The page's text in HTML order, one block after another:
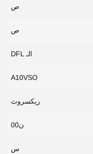
ص
ص
الـ DFL
A10VSO
ريكسروث
ن00
س